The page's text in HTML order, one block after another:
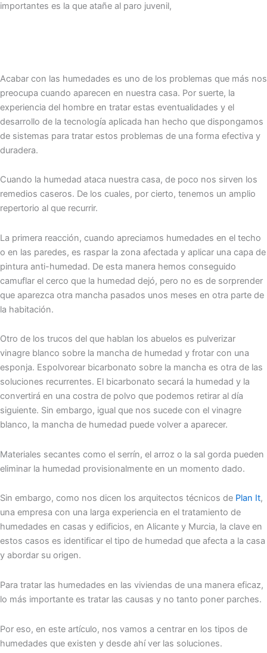
importantes es la que atañe al paro juvenil,
Acabar con las humedades es uno de los problemas que más nos
preocupa cuando aparecen en nuestra casa. Por suerte, la
experiencia del hombre en tratar estas eventualidades y el
desarrollo de la tecnología aplicada han hecho que dispongamos
de sistemas para tratar estos problemas de una forma efectiva y
duradera.
Cuando la humedad ataca nuestra casa, de poco nos sirven los
remedios caseros. De los cuales, por cierto, tenemos un amplio
repertorio al que recurrir.
La primera reacción, cuando apreciamos humedades en el techo
o en las paredes, es raspar la zona afectada y aplicar una capa de
pintura anti-humedad. De esta manera hemos conseguido
camuflar el cerco que la humedad dejó, pero no es de sorprender
que aparezca otra mancha pasados unos meses en otra parte de
la habitación.
Otro de los trucos del que hablan los abuelos es pulverizar
vinagre blanco sobre la mancha de humedad y frotar con una
esponja. Espolvorear bicarbonato sobre la mancha es otra de las
soluciones recurrentes. El bicarbonato secará la humedad y la
convertirá en una costra de polvo que podemos retirar al día
siguiente. Sin embargo, igual que nos sucede con el vinagre
blanco, la mancha de humedad puede volver a aparecer.
Materiales secantes como el serrín, el arroz o la sal gorda pueden
eliminar la humedad provisionalmente en un momento dado.
Sin embargo, como nos dicen los arquitectos técnicos de Plan It,
una empresa con una larga experiencia en el tratamiento de
humedades en casas y edificios, en Alicante y Murcia, la clave en
estos casos es identificar el tipo de humedad que afecta a la casa
y abordar su origen.
Para tratar las humedades en las viviendas de una manera eficaz,
lo más importante es tratar las causas y no tanto poner parches.
Por eso, en este artículo, nos vamos a centrar en los tipos de
humedades que existen y desde ahí ver las soluciones.